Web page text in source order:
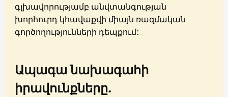
գլխավորությամբ անվտանգության
խորհուրդ կհավաքվի միայն ռազմական
գործողությունների դեպքում:
Ապագա նախագահի
իրավունքները.